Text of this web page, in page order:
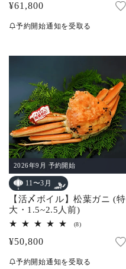
通
¥61,800
予約開始通知を受取る
2026年9月 予約開始
11〜3月
【活〆ボイル】松葉ガニ (特
大・1.5~2.5人前)
(8)8
数
通
¥50,800
予約開始通知を受取る